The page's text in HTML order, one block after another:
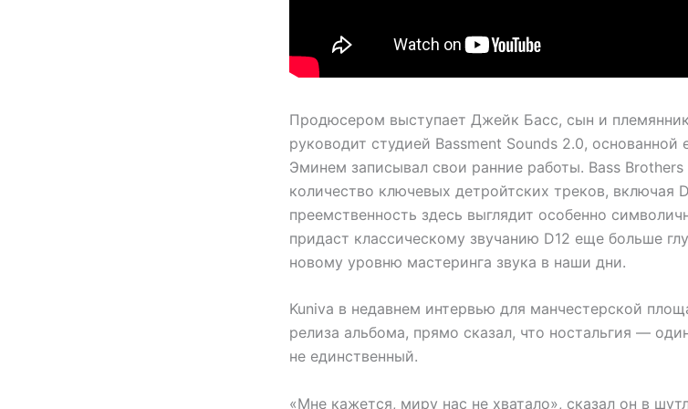
Продюсером выступает Джейк Басс, сын и
руководит студией Bassment Sounds 2.0, основанной
Эминем записывал свои ранние работы. Bass
количество ключевых детройтских треков, включая
преемственность здесь выглядит особенно
придаст классическому звучанию D12 еще больше
новому уровню мастеринга звука в наши дни.
Kuniva в недавнем интервью для манчестерской
релиза альбома, прямо сказал, что ностальгия —
не единственный.
«Мне кажется, миру нас не хватало», сказал он в